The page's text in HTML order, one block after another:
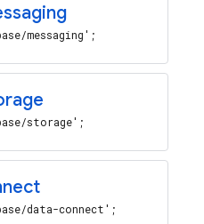
messaging';
storage';
data-connect';